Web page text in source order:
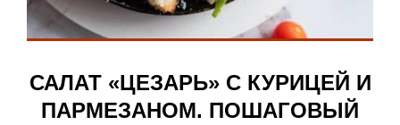
САЛАТ «ЦЕЗАРЬ» С КУРИЦЕЙ И
ПАРМЕЗАНОМ. ПОШАГОВЫЙ